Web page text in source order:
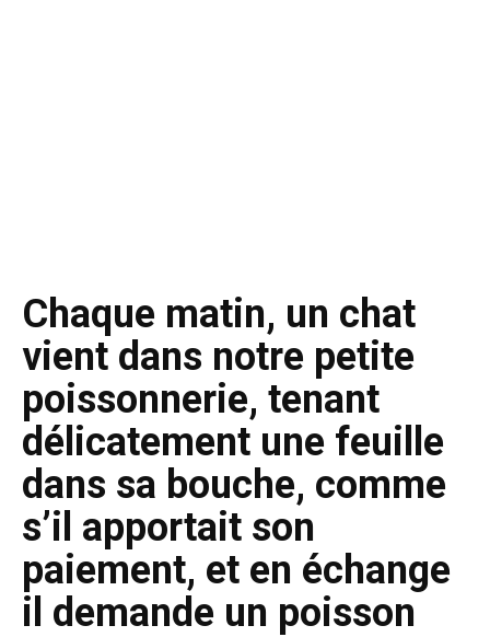
Chaque matin, un chat
vient dans notre petite
poissonnerie, tenant
délicatement une feuille
dans sa bouche, comme
s’il apportait son
paiement, et en échange
il demande un poisson